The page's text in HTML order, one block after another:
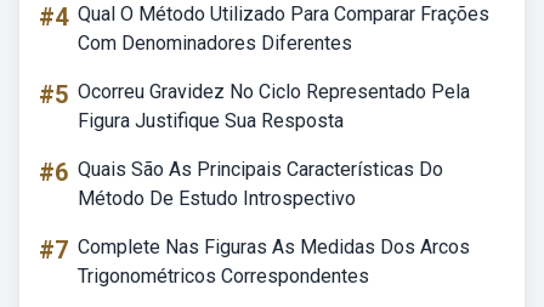
#4 Qual O Método Utilizado Para Comparar Frações
Com Denominadores Diferentes
#5 Ocorreu Gravidez No Ciclo Representado Pela
Figura Justifique Sua Resposta
#6 Quais São As Principais Características Do
Método De Estudo Introspectivo
#7 Complete Nas Figuras As Medidas Dos Arcos
Trigonométricos Correspondentes